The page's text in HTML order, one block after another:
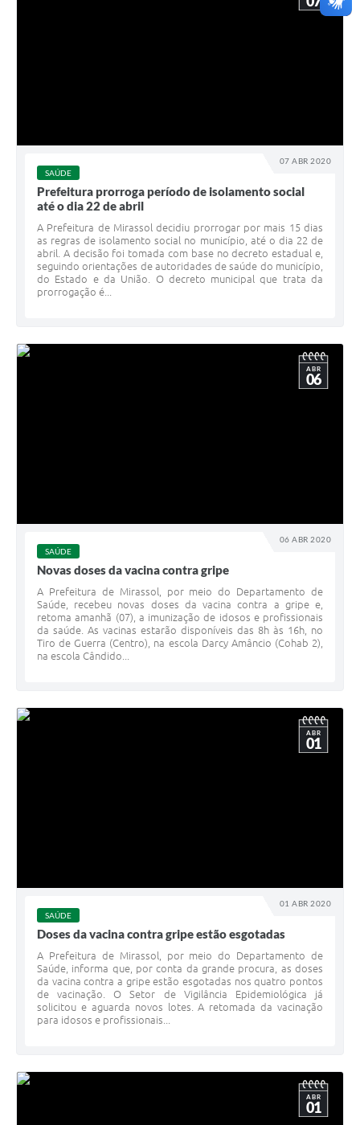
07 ABR 2020
SAÚDE
Prefeitura prorroga período de isolamento social
até o dia 22 de abril
A Prefeitura de Mirassol decidiu prorrogar por mais 15 dias
as regras de isolamento social no município, até o dia 22 de
abril. A decisão foi tomada com base no decreto estadual e,
seguindo orientações de autoridades de saúde do município,
do Estado e da União. O decreto municipal que trata da
prorrogação é...
06 ABR 2020
ABR
06
SAÚDE
Novas doses da vacina contra gripe
A Prefeitura de Mirassol, por meio do Departamento de
Saúde, recebeu novas doses da vacina contra a gripe e,
retoma amanhã (07), a imunização de idosos e profissionais
da saúde. As vacinas estarão disponíveis das 8h às 16h, no
Tiro de Guerra (Centro), na escola Darcy Amâncio (Cohab 2),
na escola Cândido...
01 ABR 2020
ABR
01
SAÚDE
Doses da vacina contra gripe estão esgotadas
A Prefeitura de Mirassol, por meio do Departamento de
Saúde, informa que, por conta da grande procura, as doses
da vacina contra a gripe estão esgotadas nos quatro pontos
de vacinação. O Setor de Vigilância Epidemiológica já
solicitou e aguarda novos lotes. A retomada da vacinação
para idosos e profissionais...
ABR
01